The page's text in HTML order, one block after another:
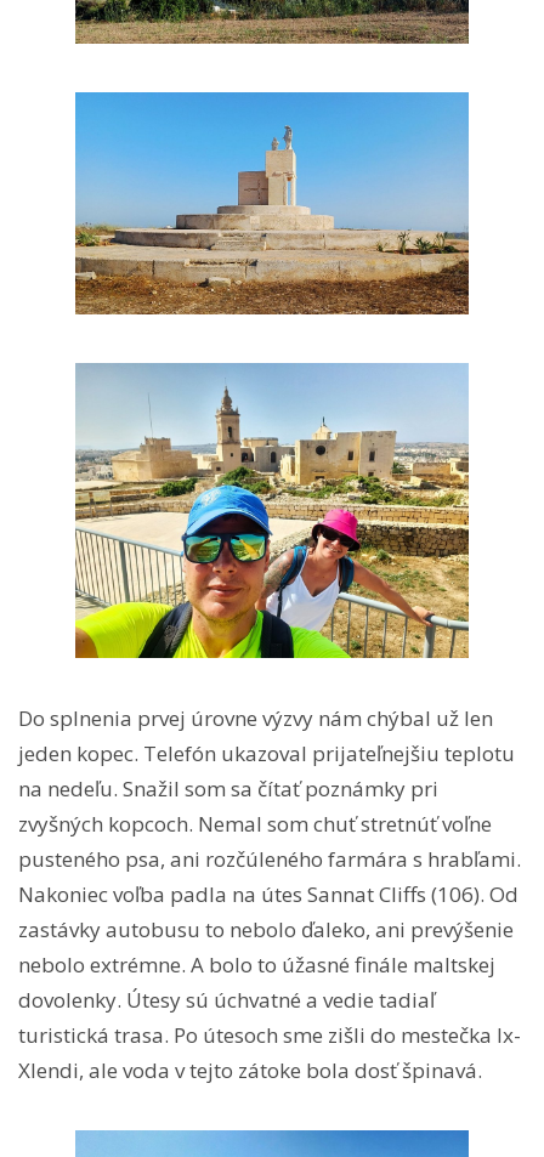
Do splnenia prvej úrovne výzvy nám chýbal už len
jeden kopec. Telefón ukazoval prijateľnejšiu teplotu
na nedeľu. Snažil som sa čítať poznámky pri
zvyšných kopcoch. Nemal som chuť stretnúť voľne
pusteného psa, ani rozčúleného farmára s hrabľami.
Nakoniec voľba padla na útes Sannat Cliffs (106). Od
zastávky autobusu to nebolo ďaleko, ani prevýšenie
nebolo extrémne. A bolo to úžasné finále maltskej
dovolenky. Útesy sú úchvatné a vedie tadiaľ
turistická trasa. Po útesoch sme zišli do mestečka Ix-
Xlendi, ale voda v tejto zátoke bola dosť špinavá.